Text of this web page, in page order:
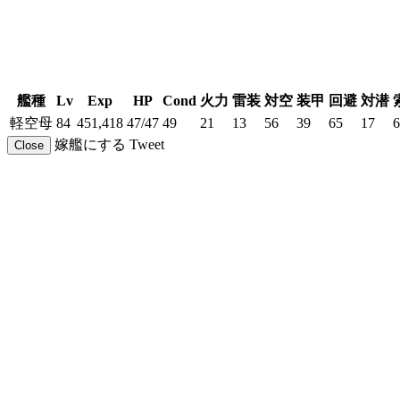
艦種 Lv Exp HP Cond 火力 雷装 対空 装甲 回避 対潜
軽空母 84 451,418 47/47 49 21 13 56 39 65 17
Close 嫁艦にする Tweet